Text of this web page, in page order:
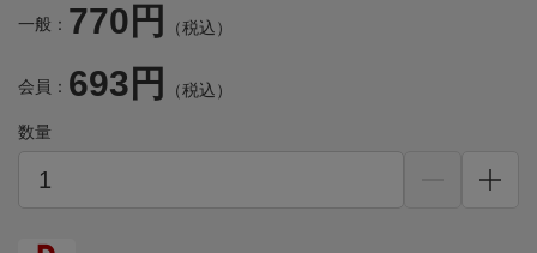
一般： 770円 （税込）
会員： 693円 （税込）
数量